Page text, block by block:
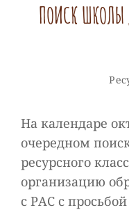
ПОИСК ШКОЛЫ
На календаре
очередном
ресурсного
организацию
с РАС с